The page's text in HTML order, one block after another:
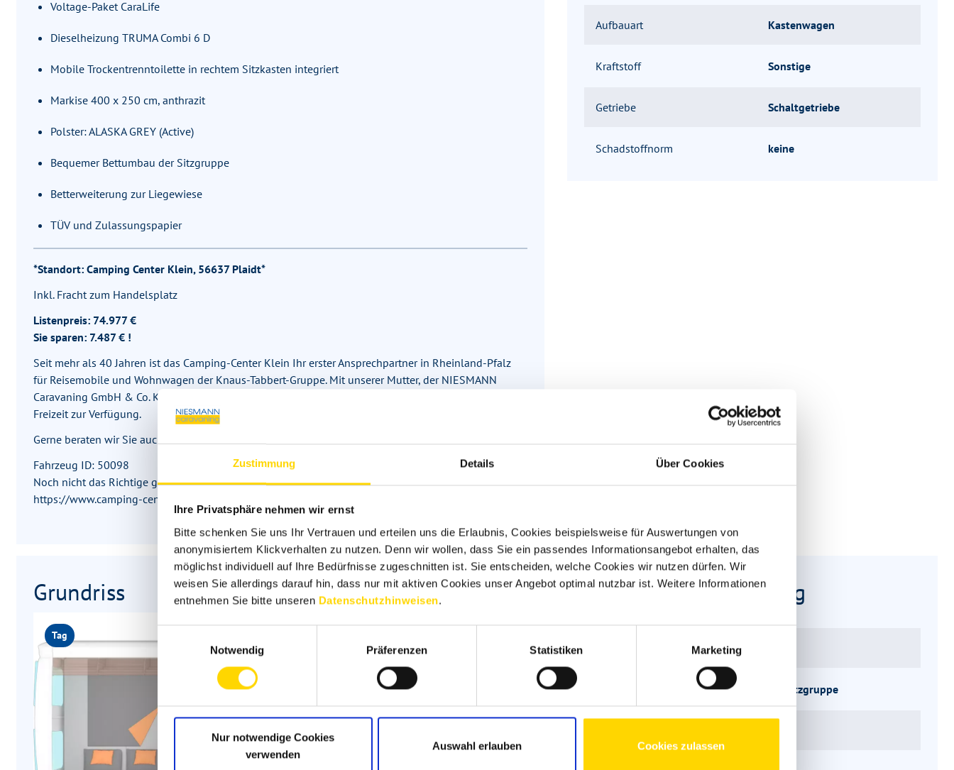
Zustimmung Details Über Cookies
Ihre Privatsphäre nehmen wir ernst
Bitte schenken Sie uns Ihr Vertrauen und erteilen uns die Erlaubnis, Cookies beispielsweise für Auswertungen von
anonymisiertem Klickverhalten zu nutzen. Denn wir wollen, dass Sie ein passendes Informationsangebot erhalten, das
möglichst individuell auf Ihre Bedürfnisse zugeschnitten ist. Sie entscheiden, welche Cookies wir nutzen dürfen. Wir
weisen Sie allerdings darauf hin, dass nur mit aktiven Cookies unser Angebot optimal nutzbar ist. Weitere Informationen
entnehmen Sie bitte unseren Datenschutzhinweisen.
Notwendig
Präferenzen Statistiken Marketing
Nur notwendige Cookies
verwenden
Auswahl erlauben Cookies zulassen
Voltage-Paket CaraLife
Dieselheizung TRUMA Combi 6 D
Mobile Trockentrenntoilette in rechtem Sitzkasten integriert
Markise 400 x 250 cm, anthrazit
Polster: ALASKA GREY (Active)
Bequemer Bettumbau der Sitzgruppe
Betterweiterung zur Liegewiese
TÜV und Zulassungspapier
*Standort: Camping Center Klein, 56637 Plaidt*
Inkl. Fracht zum Handelsplatz
Listenpreis: 74.977 €
Sie sparen: 7.487 € !
Seit mehr als 40 Jahren ist das Camping-Center Klein Ihr erster Ansprechpartner in Rheinland-Pfalz
für Reisemobile und Wohnwagen der Knaus-Tabbert-Gruppe. Mit unserer Mutter, der NIESMANN
Caravaning GmbH & Co. KG, stehen Ihnen über 100 Experten rund um alle Themen der mobilen
Freizeit zur Verfügung.
Gerne beraten wir Sie auch zu Ihren individuellen Finanzierungsmöglichkeiten.
Fahrzeug ID: 50098
Noch nicht das Richtige gesehen? Weitere Wohnmobile finden Sie hier:
https://www.camping-center.de und https://www.niesmann.de
Aufbauart Kastenwagen
Kraftstoff Sonstige
Getriebe Schaltgetriebe
Schadstoffnorm keine
Grundriss
Tag
Grundrissbeschreibung
3
Face-to-Face Sitzgruppe